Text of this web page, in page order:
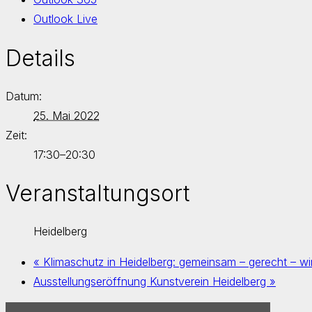
Outlook Live
Details
Datum:
25. Mai 2022
Zeit:
17:30–20:30
Veranstaltungsort
Heidelberg
« Klimaschutz in Heidelberg: gemeinsam – gerecht –
Ausstellungseröffnung Kunstverein Heidelberg »